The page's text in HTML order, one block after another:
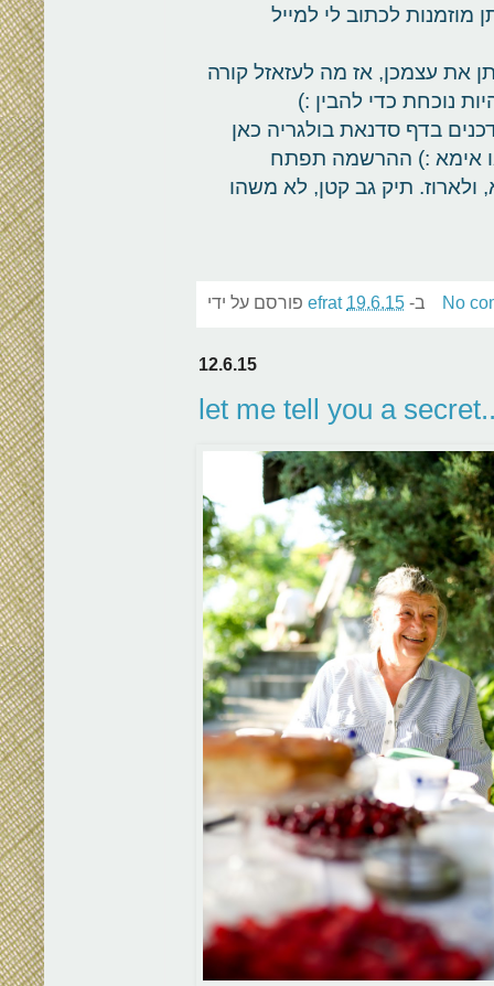
מוזמנות לכתוב לי למייל
את עצמכן, אז מה לעזאזל קורה
נוכחת כדי להבין :)
23 לאוקטובר מעודכנים בדף סדנאת בולגריה כאן
אימא :) ההרשמה תפתח
ולארוז. תיק גב קטן, לא משהו
efrat ב- 19.6.15 No
12.6.15
let me tell you a